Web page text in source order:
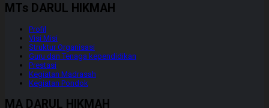
MTs DARUL HIKMAH
Profil
Visi Misi
Struktur Organisasi
Guru dan Tenaga kependidikan
Prestasi
Kegiatan Madrasah
Kegiatan Pondok
MA DARUL HIKMAH